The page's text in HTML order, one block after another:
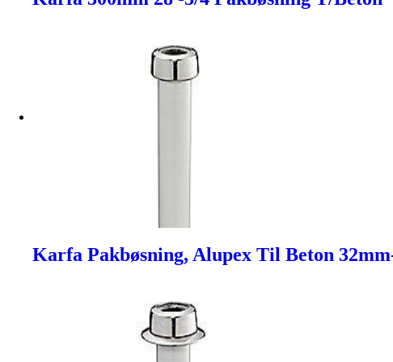
Karfa Pakbøsning, Alupex Til Beton 32mm-